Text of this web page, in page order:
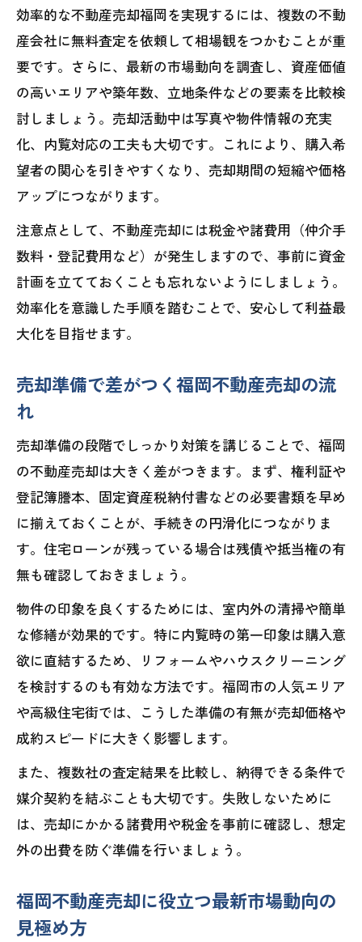
福岡不動産売却で媒介契約を安全に進め
る方法
透明性重視で損をしない福岡の売却戦略
福岡不動産売却で情報公開を徹底するコ
ツ
福岡不動産売却に必要な重要事項説明の
確認法
る理由
福岡不動産売却で損を防ぐ客観的な価格
設定
福岡不動産売却を成功へ導く透明性の高
信頼できる業者選びが利益最大化の鍵
不動産買取業者ランキング福岡を活用し
た業者比較法
福岡不動産売却で悪質業者を回避する注
意点
福岡不動産売却に強い業者の特徴と選び
方
福岡市不動産売却相談を活かす業者選定
術
売却の流れと高資産エリアの攻略法
福岡不動産売却の流れと高資産エリアの
特徴
福岡不動産売却で資産価値を高めるタイ
ミング
高資産エリアで成功する福岡不動産売却
の戦略
る秘訣
福岡不動産売却で有利な売却時期の見極
効率的な不動産売却福岡を実現するには、複数の不動
産会社に無料査定を依頼して相場観をつかむことが重
要です。さらに、最新の市場動向を調査し、資産価値
の高いエリアや築年数、立地条件などの要素を比較検
討しましょう。売却活動中は写真や物件情報の充実
化、内覧対応の工夫も大切です。これにより、購入希
望者の関心を引きやすくなり、売却期間の短縮や価格
アップにつながります。
注意点として、不動産売却には税金や諸費用（仲介手
数料・登記費用など）が発生しますので、事前に資金
計画を立てておくことも忘れないようにしましょう。
効率化を意識した手順を踏むことで、安心して利益最
大化を目指せます。
売却準備で差がつく福岡不動産売却の流
れ
売却準備の段階でしっかり対策を講じることで、福岡
の不動産売却は大きく差がつきます。まず、権利証や
登記簿謄本、固定資産税納付書などの必要書類を早め
に揃えておくことが、手続きの円滑化につながりま
す。住宅ローンが残っている場合は残債や抵当権の有
無も確認しておきましょう。
物件の印象を良くするためには、室内外の清掃や簡単
な修繕が効果的です。特に内覧時の第一印象は購入意
欲に直結するため、リフォームやハウスクリーニング
を検討するのも有効な方法です。福岡市の人気エリア
や高級住宅街では、こうした準備の有無が売却価格や
成約スピードに大きく影響します。
また、複数社の査定結果を比較し、納得できる条件で
媒介契約を結ぶことも大切です。失敗しないために
は、売却にかかる諸費用や税金を事前に確認し、想定
外の出費を防ぐ準備を行いましょう。
福岡不動産売却に役立つ最新市場動向の
見極め方